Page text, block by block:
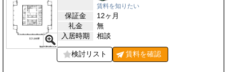
賃料を知りたい
保証金
12ヶ月
礼金
無
入居時期
相談
検討リスト 賃料を確認